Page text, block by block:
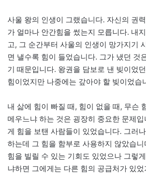
사울 왕의 인생이 그랬습니다. 자신의 권
가 얼마나 안간힘을 썼는지 모릅니다. 내
고, 그 순간부터 사울의 인생이 망가지기
면 낼수록 힘이 들었습니다. 그가 냈던 것
기 때문입니다. 왕권을 담보로 낸 빚이었
힘이었지만 나중에는 갚아야 할 빚이었습
내 삶에 힘이 빠질 때, 힘이 없을 때, 무슨
메우느냐 하는 것은 굉장히 중요한 문제
게 힘을 보탠 사람들이 있었습니다. 그러
하는데 그 힘을 함부로 사용하지 않았습
힘을 빌릴 수 있는 기회도 있었으나 그렇
냐하면 그에게는 다른 힘의 공급처가 있